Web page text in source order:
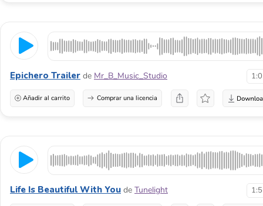
Epichero Trailer de Mr_B_Music_Studio
Añadir al carrito Comprar una licencia
Life Is Beautiful With You de Tunelight